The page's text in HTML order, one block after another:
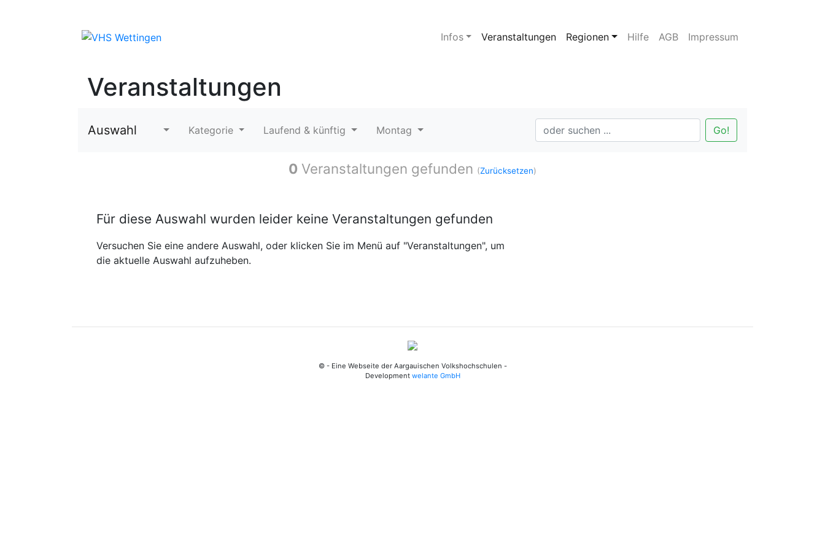
Infos Veranstaltungen Regionen Hilfe AGB Impressum
Veranstaltungen
Auswahl Kategorie Laufend & künftig Montag Go!
0 Veranstaltungen gefunden (Zurücksetzen)
Für diese Auswahl wurden leider keine Veranstaltungen gefunden
Versuchen Sie eine andere Auswahl, oder klicken Sie im Menü auf "Veranstaltungen", um
die aktuelle Auswahl aufzuheben.
© - Eine Webseite der Aargauischen Volkshochschulen -
Development welante GmbH